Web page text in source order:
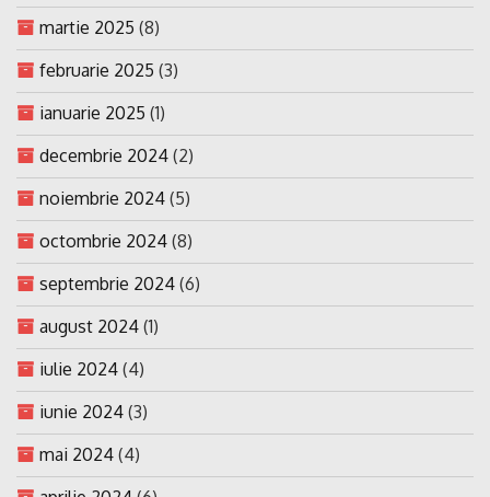
martie 2025 (8)
februarie 2025 (3)
ianuarie 2025 (1)
decembrie 2024 (2)
noiembrie 2024 (5)
octombrie 2024 (8)
septembrie 2024 (6)
august 2024 (1)
iulie 2024 (4)
iunie 2024 (3)
mai 2024 (4)